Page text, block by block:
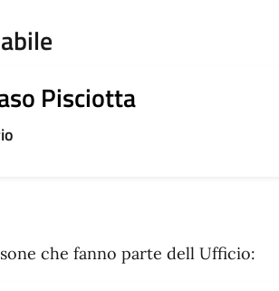
Pisciotta
che fanno parte dell Ufficio: